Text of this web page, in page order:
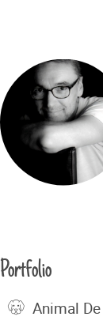
Portfolio
Animal